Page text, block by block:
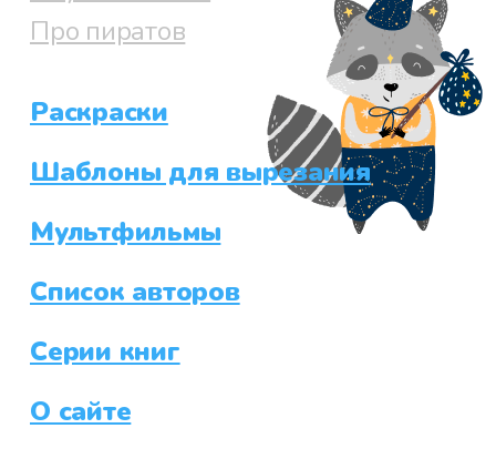
Про пиратов
Раскраски
Шаблоны для вырезания
Мультфильмы
Список авторов
Серии книг
О сайте